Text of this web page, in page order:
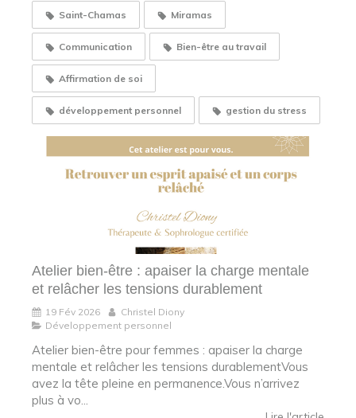
Saint-Chamas Miramas
Communication Bien-être au travail
Affirmation de soi
développement personnel gestion du stress
Atelier bien-être : apaiser la charge mentale
et relâcher les tensions durablement
19 Fév 2026
Christel Diony
Développement personnel
Atelier bien-être pour femmes : apaiser la charge
mentale et relâcher les tensions durablementVous
avez la tête pleine en permanence.Vous n’arrivez
plus à vo...